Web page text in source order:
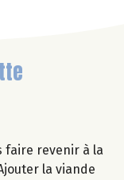
faire revenir à la
la viande